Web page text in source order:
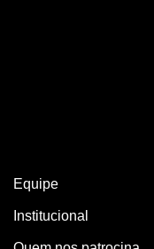
Equipe
Institucional